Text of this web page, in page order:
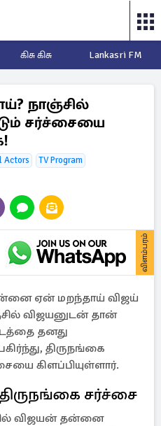
கிசு கிசு Lankasri FM
நாஞ்சில்
சர்ச்சையை
Actors
TV Program
விளம்பரம்
ஏன் மறந்தாய் விஜய்
விஜயனுடன் தான்
தனது
திருநங்கை
கிளப்பியுள்ளார்.
சர்ச்சை
விஜயன் தன்னை